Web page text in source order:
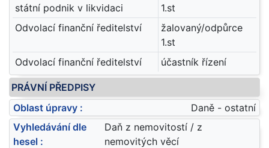
státní podnik v likvidaci
1.st
Odvolací finanční ředitelství
žalovaný/odpůrce
1.st
Odvolací finanční ředitelství
účastník řízení
PRÁVNÍ PŘEDPISY
Oblast úpravy :
Daně - ostatní
Vyhledávání dle
hesel :
Daň z nemovitostí / z
nemovitých věcí